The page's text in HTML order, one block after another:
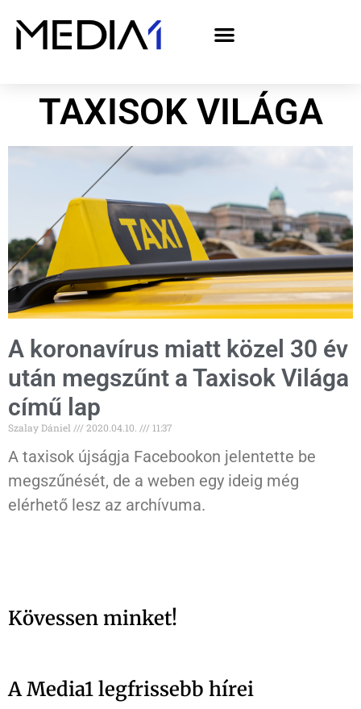
TAXISOK VILÁGA
A koronavírus miatt közel 30 év
után megszűnt a Taxisok Világa
című lap
Szalay Dániel 2020.04.10. 11:37
A taxisok újságja Facebookon jelentette be
megszűnését, de a weben egy ideig még
elérhető lesz az archívuma.
Kövessen minket!
A Media1 legfrissebb hírei